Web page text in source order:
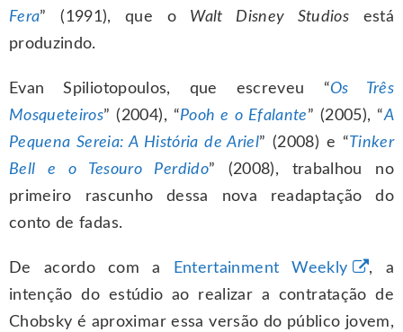
Fera” (1991), que o Walt Disney Studios está
produzindo.
Evan Spiliotopoulos, que escreveu “Os Três
Mosqueteiros” (2004), “Pooh e o Efalante” (2005), “A
Pequena Sereia: A História de Ariel” (2008) e “Tinker
Bell e o Tesouro Perdido” (2008), trabalhou no
primeiro rascunho dessa nova readaptação do
conto de fadas.
De acordo com a Entertainment Weekly
, a
intenção do estúdio ao realizar a contratação de
Chobsky é aproximar essa versão do público jovem,